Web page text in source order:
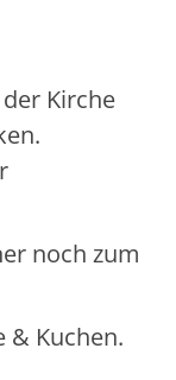
Kirche
noch zum
& Kuchen.